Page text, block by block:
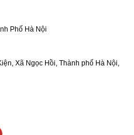
Phố Hà Nội
Xã Ngọc Hồi, Thành phố Hà Nội,